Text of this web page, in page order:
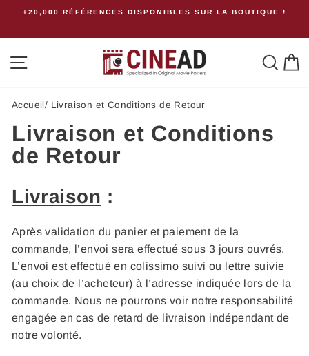
Passer+20,000 RÉFÉRENCES DISPONIBLES SUR LA BOUTIQUE !
Accueil/ Livraison et Conditions de Retour
Livraison et Conditions
de Retour
Livraison :
Après validation du panier et paiement de la
commande, l’envoi sera effectué sous 3 jours ouvrés.
L’envoi est effectué en colissimo suivi ou lettre suivie
(au choix de l’acheteur) à l’adresse indiquée lors de la
commande. Nous ne pourrons voir notre responsabilité
engagée en cas de retard de livraison indépendant de
notre volonté.